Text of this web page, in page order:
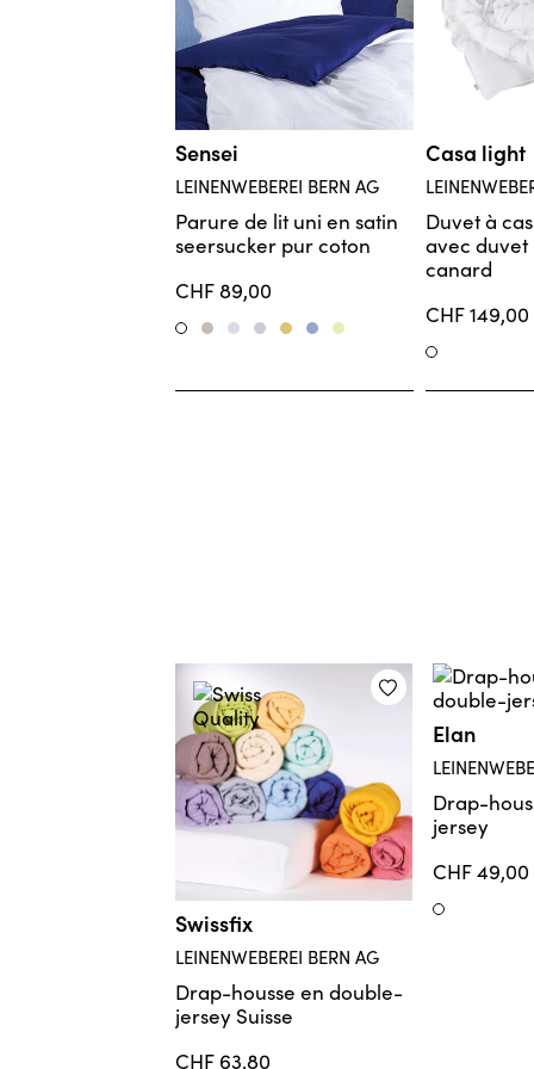
Les articles faites sur
Les articles déjà
Sensei
LEINENWEBEREI BERN AG
Parure de lit uni en satin
seersucker pur coton
CHF 89,00
WeissStoneNuageSilberGoldAzur
Casa light
Duvet à
avec duvet
canard
CHF 149,00
Weiss
Swissfix
LEINENWEBEREI BERN AG
Drap-housse en double-
jersey Suisse
CHF 63,80
Elan
Drap-
jersey
CHF 49,00
Weiss